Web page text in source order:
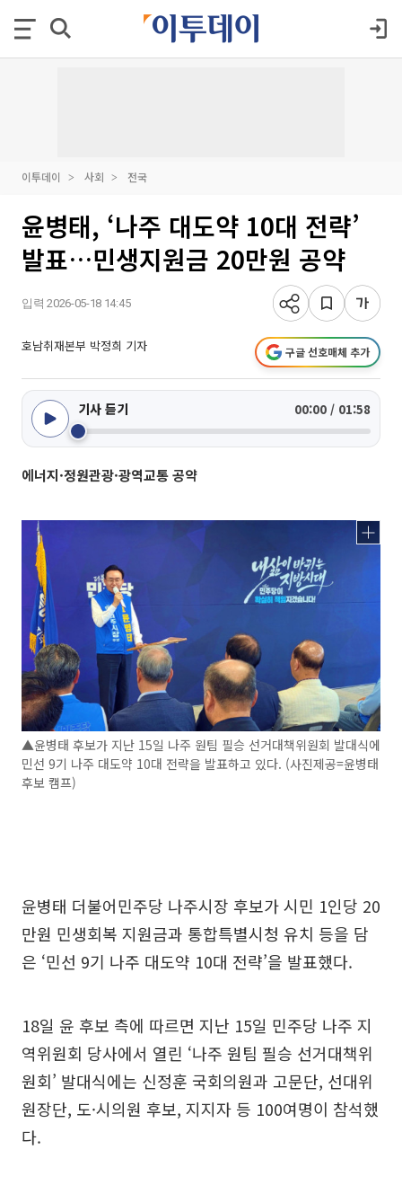
이투데이 사회 전국
윤병태, ‘나주 대도약 10대 전략’
발표…민생지원금 20만원 공약
입력 2026-05-18 14:45
호남취재본부 박정희 기자 구글 선호매체 추가
기사 듣기 00:00 / 01:58
에너지·정원관광·광역교통 공약
▲윤병태 후보가 지난 15일 나주 원팀 필승 선거대책위원회 발대식에
민선 9기 나주 대도약 10대 전략을 발표하고 있다. (사진제공=윤병태
후보 캠프)
윤병태 더불어민주당 나주시장 후보가 시민 1인당 20
만원 민생회복 지원금과 통합특별시청 유치 등을 담
은 ‘민선 9기 나주 대도약 10대 전략’을 발표했다.
18일 윤 후보 측에 따르면 지난 15일 민주당 나주 지
역위원회 당사에서 열린 ‘나주 원팀 필승 선거대책위
원회’ 발대식에는 신정훈 국회의원과 고문단, 선대위
원장단, 도·시의원 후보, 지지자 등 100여명이 참석했
다.